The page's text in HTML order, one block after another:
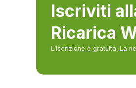
Iscriviti
Ricarica
L’iscrizione è gratuita. La